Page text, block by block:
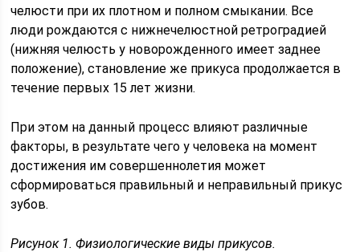
челюсти при их плотном и полном смыкании. Все
люди рождаются с нижнечелюстной ретроградией
(нижняя челюсть у новорожденного имеет заднее
положение), становление же прикуса продолжается в
течение первых 15 лет жизни.
При этом на данный процесс влияют различные
факторы, в результате чего у человека на момент
достижения им совершеннолетия может
сформироваться правильный и неправильный прикус
зубов.
Рисунок 1. Физиологические виды прикусов.